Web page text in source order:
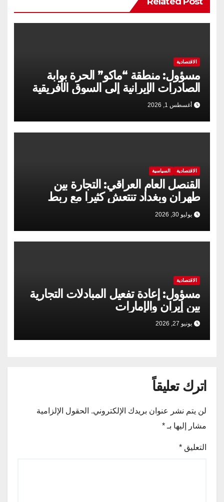
الاقتصادية
مسؤول: منطقة “ماكو” الحرة بوابة
الصادرات الإيرانية إلى السوق الأفريقية
أغسطس 1, 2026
الاقتصادية السياسية
القنصل العام العراقي: التجارة بين
طهران وبغداد تنتعش كثيرا مع ربط
السكك الحديدية
يوليو 30, 2026
الاقتصادية
مسؤول: إعادة تفعيل المبادلات التجارية
بين إيران والإمارات
يونيو 27, 2026
اترك تعليقاً
لن يتم نشر عنوان بريدك الإلكتروني. الحقول الإلزامية
مشار إليها بـ*
التعليق *